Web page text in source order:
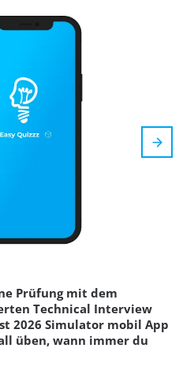
Prüfung mit dem
Technical Interview
2026 Simulator mobil App
üben, wann immer du